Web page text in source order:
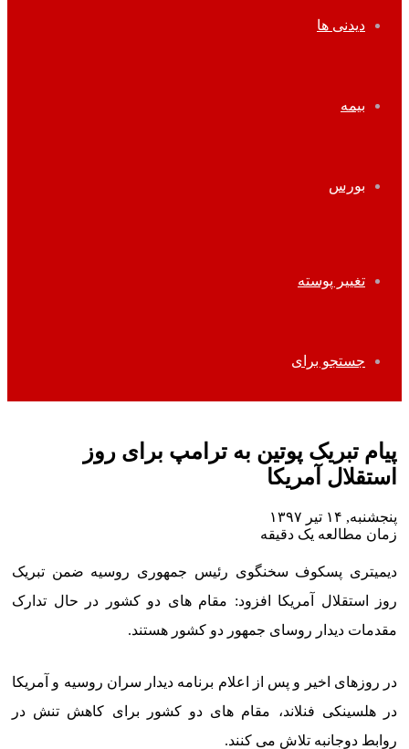
دیدنی ها
بیمه
بورس
تغییر پوسته
جستجو برای
پیام تبریک پوتین به ترامپ برای روز
استقلال آمریکا
پنجشنبه, ۱۴ تیر ۱۳۹۷
زمان مطالعه یک دقیقه
دیمیتری پسکوف سخنگوی رئیس جمهوری روسیه ضمن تبریک
روز استقلال آمریکا افزود: مقام های دو کشور در حال تدارک
مقدمات دیدار روسای جمهور دو کشور هستند.
در روزهای اخیر و پس از اعلام برنامه دیدار سران روسیه و آمریکا
در هلسینکی فنلاند، مقام های دو کشور برای کاهش تنش در
روابط دوجانبه تلاش می کنند.